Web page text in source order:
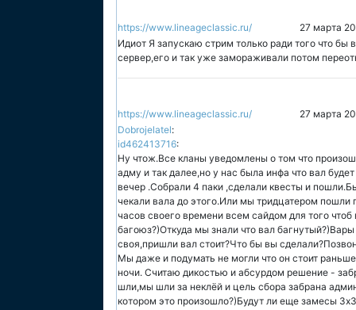
https://www.lineageclassic.ru/
27 марта
Идиот Я запускаю стрим только ради того что
сервер,его и так уже замораживали потом
https://www.lineageclassic.ru/
27 марта
Dobrojelatel:
id462413716:
Ну чтож.Все кланы уведомлены о том что
адму и так далее,но у нас была инфа что вал
вечер .Собрали 4 паки ,сделали квесты и
чекали вала до этого.Или мы тридцатером пошли
часов своего времени всем сайдом для того
багоюз?)Откуда мы знали что вал
своя,пришли вал стоит?Что бы вы
Мы даже и подумать не могли что он стоит
ночи. Считаю дикостью и абсурдом решение -
шли,мы шли за неклёй и цель сбора забрана
котором это произошло?)Будут ли еще замесы